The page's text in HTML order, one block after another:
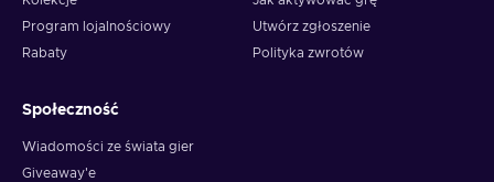
Program lojalnościowy
Rabaty
Utwórz zgłoszenie
Polityka zwrotów
Społeczność
Wiadomości ze świata gier
Giveaway'e